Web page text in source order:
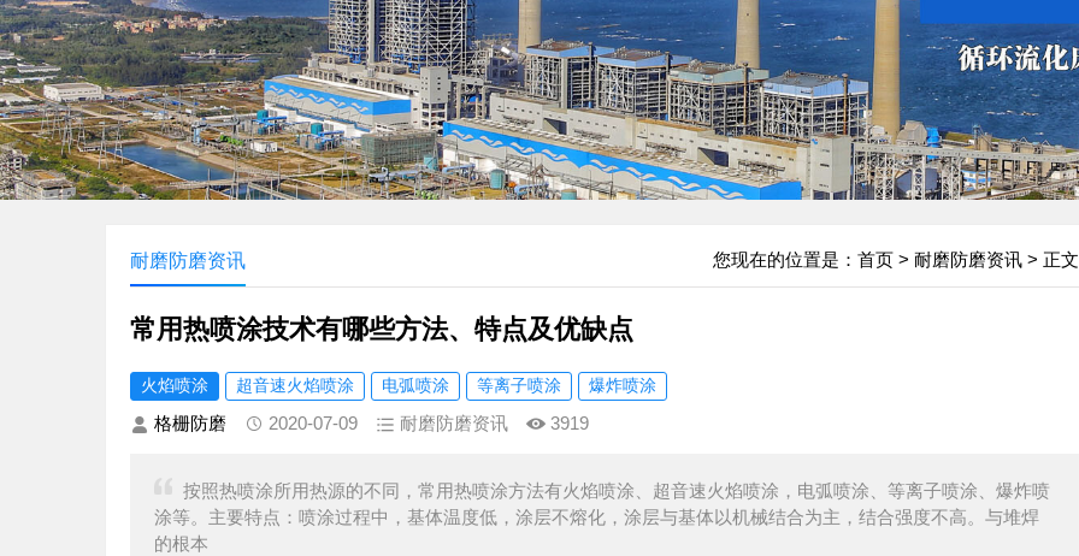
您现在的位置是： 首页 > 耐磨防磨资讯 > 正文
耐磨防磨资讯
常用热喷涂技术有哪些方法、特点及优缺点
火焰喷涂 超音速火焰喷涂 电弧喷涂 等离子喷涂 爆炸喷涂
格栅防磨 2020-07-09 耐磨防磨资讯 3919
按照热喷涂所用热源的不同，常用热喷涂方法有火焰喷涂、超音速火焰喷涂，电弧喷涂、等离子喷涂、爆炸喷
涂等。主要特点：喷涂过程中，基体温度低，涂层不熔化，涂层与基体以机械结合为主，结合强度不高。与堆焊
的根本